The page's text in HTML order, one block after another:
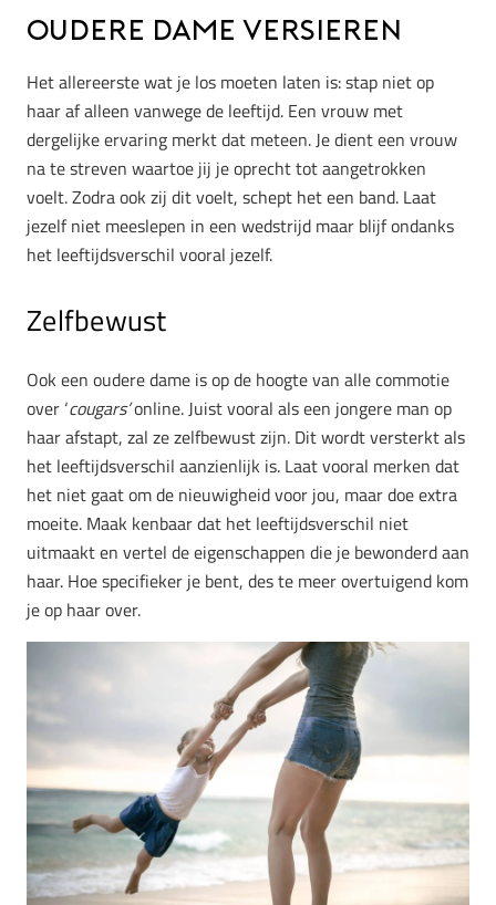
Oudere dame versieren
Het allereerste wat je los moeten laten is: stap niet op
haar af alleen vanwege de leeftijd. Een vrouw met
dergelijke ervaring merkt dat meteen. Je dient een vrouw
na te streven waartoe jij je oprecht tot aangetrokken
voelt. Zodra ook zij dit voelt, schept het een band. Laat
jezelf niet meeslepen in een wedstrijd maar blijf ondanks
het leeftijdsverschil vooral jezelf.
Zelfbewust
Ook een oudere dame is op de hoogte van alle commotie
over ‘cougars’online. Juist vooral als een jongere man op
haar afstapt, zal ze zelfbewust zijn. Dit wordt versterkt als
het leeftijdsverschil aanzienlijk is. Laat vooral merken dat
het niet gaat om de nieuwigheid voor jou, maar doe extra
moeite. Maak kenbaar dat het leeftijdsverschil niet
uitmaakt en vertel de eigenschappen die je bewonderd aan
haar. Hoe specifieker je bent, des te meer overtuigend kom
je op haar over.